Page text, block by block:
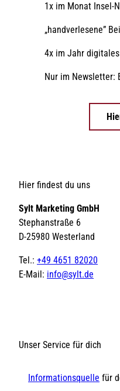
1x im Monat Insel-
„handverlesene”
4x im Jahr
Nur im Newsletter:
Hier findest du uns
Sylt Marketing GmbH
Stephanstraße 6
D-25980 Westerland
Tel.: +49 4651 82020
E-Mail: info@sylt.de
Unser Service für dich
Informationsquelle für